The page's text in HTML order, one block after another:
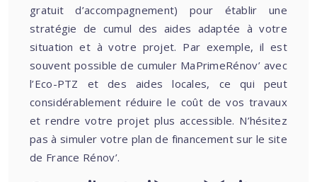
gratuit d’accompagnement) pour établir une
stratégie de cumul des aides adaptée à votre
situation et à votre projet. Par exemple, il est
souvent possible de cumuler MaPrimeRénov’ avec
l’Eco-PTZ et des aides locales, ce qui peut
considérablement réduire le coût de vos travaux
et rendre votre projet plus accessible. N’hésitez
pas à simuler votre plan de financement sur le site
de France Rénov’.